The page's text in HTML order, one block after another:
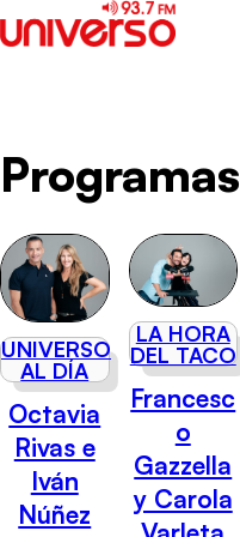
Programas
UNIVERSO
AL DÍA
Octavia
Rivas e
Iván
Núñez
LA HORA
DEL TACO
Francesc
o
Gazzella
y Carola